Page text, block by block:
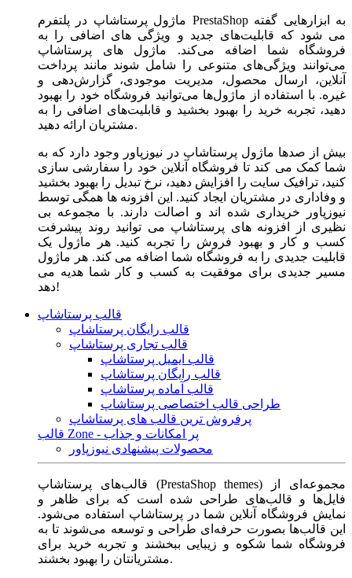
ماژول‌ پرستاشاپ در پلتفرم PrestaShop به ابزارهایی گفته
می شود که قابلیت‌های جدید و ویژگی های اضافی را به
فروشگاه شما اضافه می‌کند. ماژول های پرستاشاپ
می‌توانند ویژگی‌های متنوعی را شامل شوند مانند پرداخت
آنلاین، ارسال محصول، مدیریت موجودی، گزارش‌دهی و
غیره. با استفاده از ماژول‌ها می‌توانید فروشگاه خود را بهبود
دهید، تجربه خرید را بهبود بخشید و قابلیت‌های اضافی را به
مشتریان ارائه دهید.
بیش از صدها ماژول پرستاشاپ در نیوزپاور وجود دارد که به
شما کمک می کند تا فروشگاه آنلاین خود را سفارشی سازی
کنید، ترافیک سایت را افزایش دهید، نرخ تبدیل را بهبود بخشید
و وفاداری در مشتریان ایجاد کنید. این افزونه ها همگی توسط
نیوزپاور خریداری شده اند و اصالت دارند. با مجموعه بی
نظیری از افزونه های پرستاشاپ می توانید روند پیشرفت
کسب و کار و بهبود فروش را تجربه کنید. هر ماژول یک
قابلیت جدیدی را به فروشگاه شما اضافه می کند. هر ماژول
مسیر جدیدی برای موفقیت به کسب و کار شما هدیه می
دهد!
قالب پرستاشاپ
قالب رایگان پرستاشاپ
قالب تجاری پرستاشاپ
قالب ایمیل پرستاشاپ
قالب رایگان پرستاشاپ
قالب آماده پرستاشاپ
طراحی قالب اختصاصی پرستاشاپ
پرفروش ترین قالب های پرستاشاپ
قالب Zone - پر امکانات و جذاب
محصولات پیشنهادی نیوزپاور
قالب‌های پرستاشاپ (PrestaShop themes) مجموعه‌ای از
فایل‌ها و قالب‌های طراحی شده است که برای ظاهر و
نمایش فروشگاه آنلاین شما در پرستاشاپ استفاده می‌شود.
این قالب‌ها بصورت حرفه‌ای طراحی و توسعه می‌شوند تا به
فروشگاه شما شکوه و زیبایی ببخشند و تجربه خرید برای
مشتریانتان را بهبود بخشند.